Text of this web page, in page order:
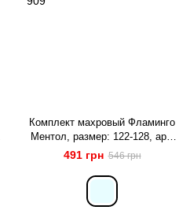
Комплект махровый Фламинго
Ментол, размер: 122-128, арт.
855-909
491 грн 546 грн